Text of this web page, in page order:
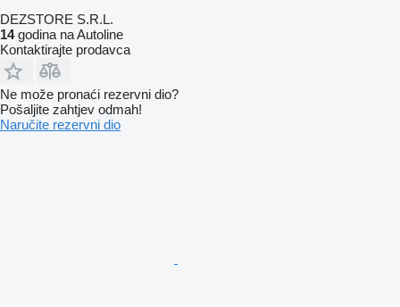
DEZSTORE S.R.L.
14godina na Autoline
Kontaktirajte prodavca
Ne može pronaći rezervni dio?
Pošaljite zahtjev odmah!
Naručite rezervni dio